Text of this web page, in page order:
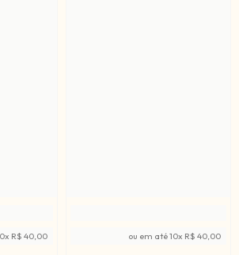
x R$ 40,00 ou em até10x R$ 40,00